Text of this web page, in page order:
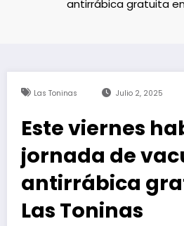
antirrábica gratuita
Las Toninas Julio 2, 2025
Este viernes
jornada de
antirrábica
Las Toninas